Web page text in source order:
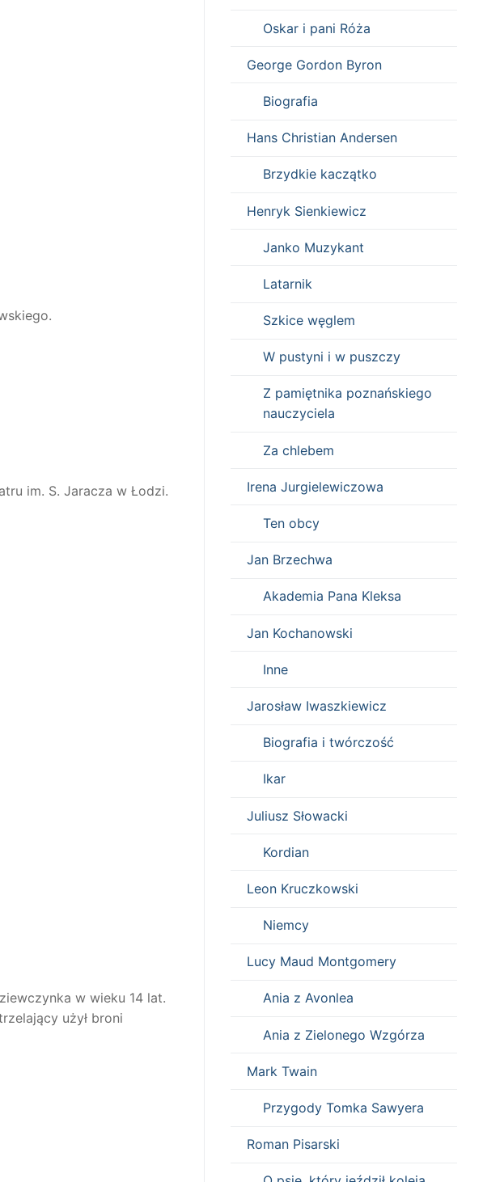
im. S. Jaracza w Łodzi.
w wieku 14 lat.
użył broni
Oskar i pani Róża
George Gordon Byron
Biografia
Hans Christian Andersen
Brzydkie kaczątko
Henryk Sienkiewicz
Janko Muzykant
Latarnik
Szkice węglem
W pustyni i w puszczy
Z pamiętnika poznańskiego
nauczyciela
Za chlebem
Irena Jurgielewiczowa
Ten obcy
Jan Brzechwa
Akademia Pana Kleksa
Jan Kochanowski
Inne
Jarosław Iwaszkiewicz
Biografia i twórczość
Ikar
Juliusz Słowacki
Kordian
Leon Kruczkowski
Niemcy
Lucy Maud Montgomery
Ania z Avonlea
Ania z Zielonego Wzgórza
Mark Twain
Przygody Tomka Sawyera
Roman Pisarski